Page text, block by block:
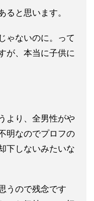
ると思います。
ゃないのに。って
が、本当に子供に
より、全男性がや
明なのでプロフの
下しないみたいな
うので残念です